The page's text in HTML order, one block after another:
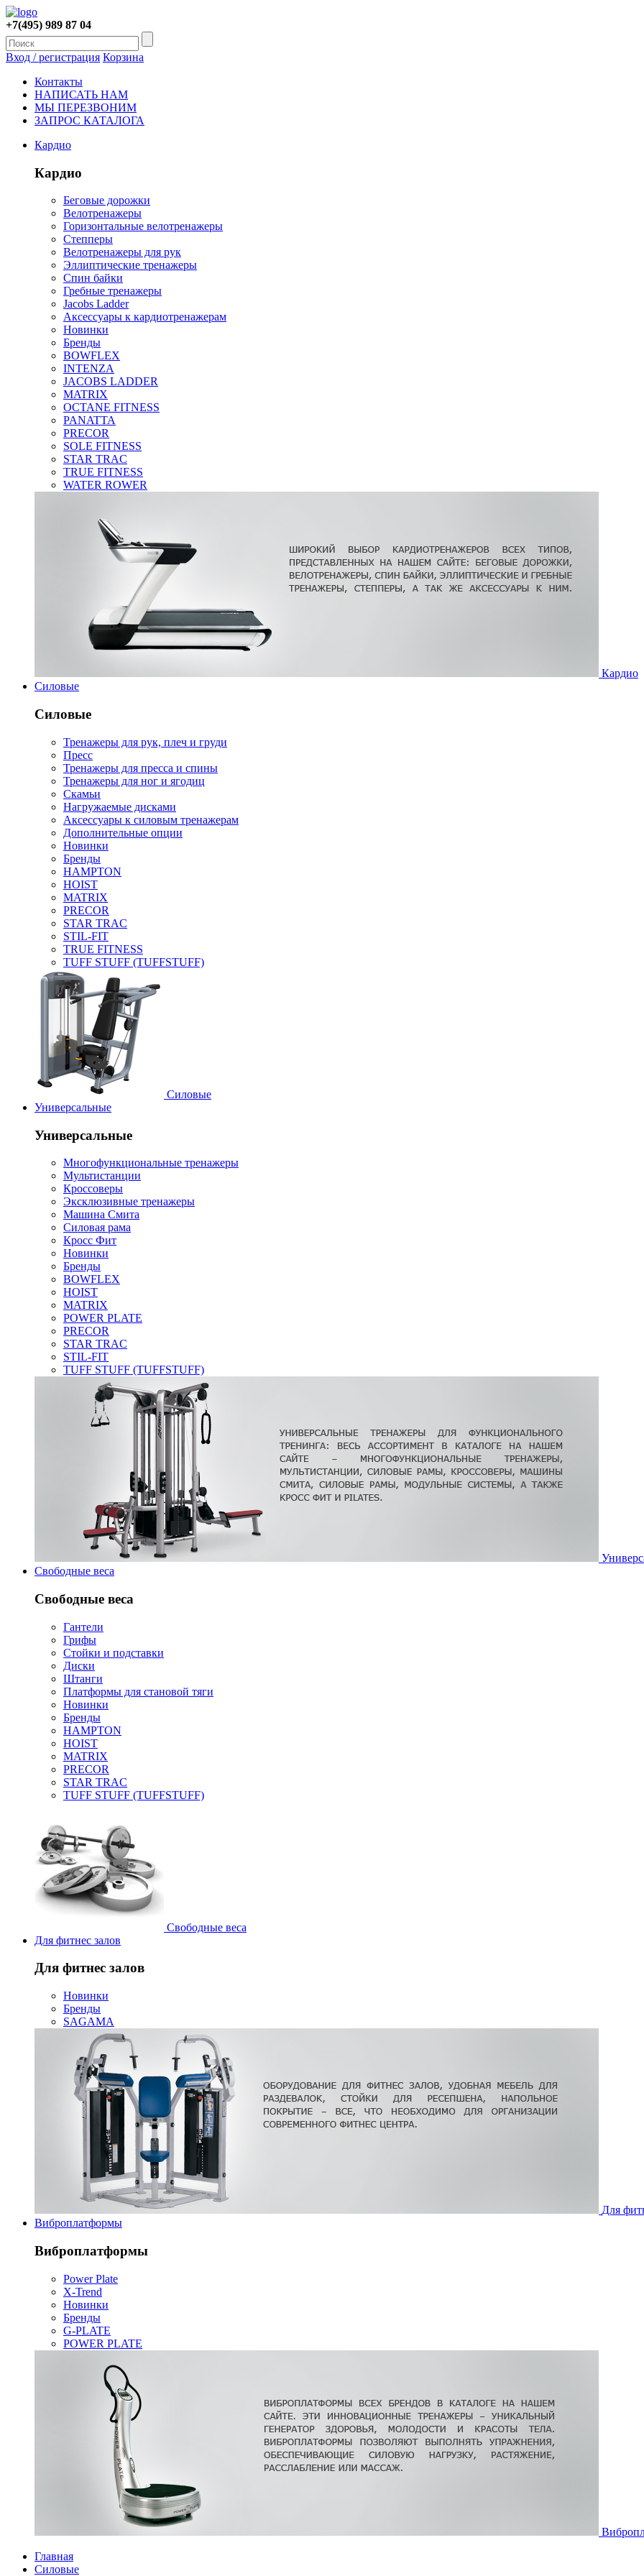
+7(495) 989 87 04
Вход / регистрация Корзина
Контакты
НАПИСАТЬ НАМ
МЫ ПЕРЕЗВОНИМ
ЗАПРОС КАТАЛОГА
Кардио
Кардио
Беговые дорожки
Велотренажеры
Горизонтальные велотренажеры
Степперы
Велотренажеры для рук
Эллиптические тренажеры
Спин байки
Гребные тренажеры
Jacobs Ladder
Аксессуары к кардиотренажерам
Новинки
Бренды
BOWFLEX
INTENZA
JACOBS LADDER
MATRIX
OCTANE FITNESS
PANATTA
PRECOR
SOLE FITNESS
STAR TRAC
TRUE FITNESS
WATER ROWER
Кардио
Силовые
Силовые
Тренажеры для рук, плеч и груди
Пресс
Тренажеры для пресса и спины
Тренажеры для ног и ягодиц
Скамьи
Нагружаемые дисками
Аксессуары к силовым тренажерам
Дополнительные опции
Новинки
Бренды
HAMPTON
HOIST
MATRIX
PRECOR
STAR TRAC
STIL-FIT
TRUE FITNESS
TUFF STUFF (TUFFSTUFF)
Силовые
Универсальные
Универсальные
Многофункциональные тренажеры
Мультистанции
Кроссоверы
Эксклюзивные тренажеры
Машина Смита
Силовая рама
Кросс Фит
Новинки
Бренды
BOWFLEX
HOIST
MATRIX
POWER PLATE
PRECOR
STAR TRAC
STIL-FIT
TUFF STUFF (TUFFSTUFF)
Свободные веса
Свободные веса
Гантели
Грифы
Стойки и подставки
Диски
Штанги
Платформы для становой тяги
Новинки
Бренды
HAMPTON
HOIST
MATRIX
PRECOR
STAR TRAC
TUFF STUFF (TUFFSTUFF)
Свободные веса
Для фитнес залов
Для фитнес залов
Новинки
Бренды
SAGAMA
Для
Виброплатформы
Виброплатформы
Power Plate
X-Trend
Новинки
Бренды
G-PLATE
POWER PLATE
Главная
Силовые